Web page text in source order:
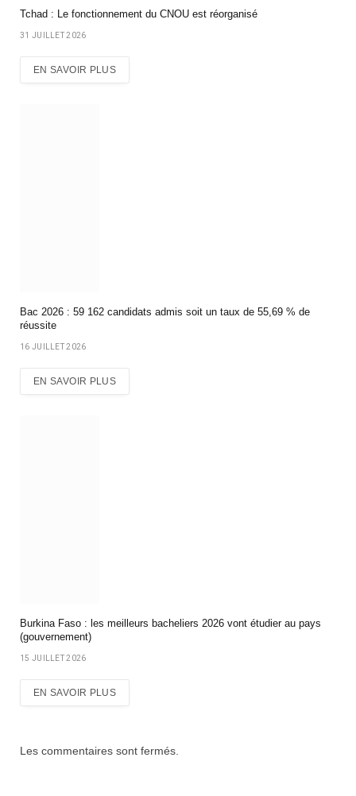
Tchad : Le fonctionnement du CNOU est réorganisé
31 JUILLET 2026
EN SAVOIR PLUS
Bac 2026 : 59 162 candidats admis soit un taux de 55,69 % de
réussite
16 JUILLET 2026
EN SAVOIR PLUS
Burkina Faso : les meilleurs bacheliers 2026 vont étudier au pays
(gouvernement)
15 JUILLET 2026
EN SAVOIR PLUS
Les commentaires sont fermés.